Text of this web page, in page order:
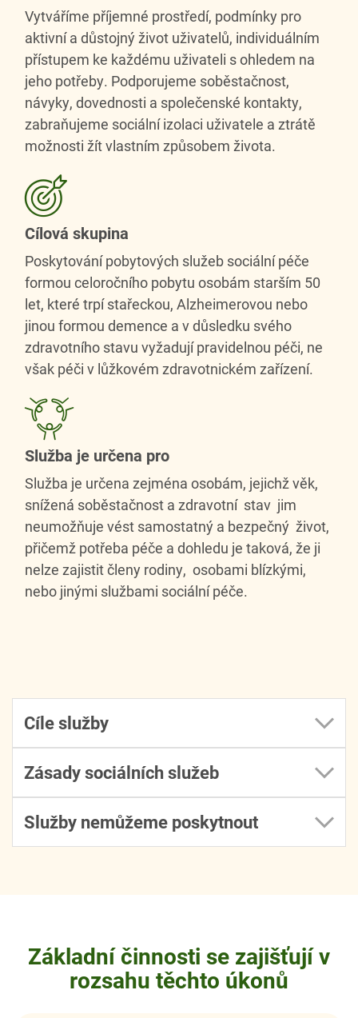
Vytváříme příjemné prostředí, podmínky pro
aktivní a důstojný život uživatelů, individuálním
přístupem ke každému uživateli s ohledem na
jeho potřeby. Podporujeme soběstačnost,
návyky, dovednosti a společenské kontakty,
zabraňujeme sociální izolaci uživatele a ztrátě
možnosti žít vlastním způsobem života.
Cílová skupina
Poskytování pobytových služeb sociální péče
formou celoročního pobytu osobám starším 50
let, které trpí stařeckou, Alzheimerovou nebo
jinou formou demence a v důsledku svého
zdravotního stavu vyžadují pravidelnou péči, ne
však péči v lůžkovém zdravotnickém zařízení.
Služba je určena pro
Služba je určena zejména osobám, jejichž věk,
snížená soběstačnost a zdravotní stav jim
neumožňuje vést samostatný a bezpečný život,
přičemž potřeba péče a dohledu je taková, že ji
nelze zajistit členy rodiny, osobami blízkými,
nebo jinými službami sociální péče.
Cíle služby
Zásady sociálních služeb
Služby nemůžeme poskytnout
Základní činnosti se zajišťují v
rozsahu těchto úkonů